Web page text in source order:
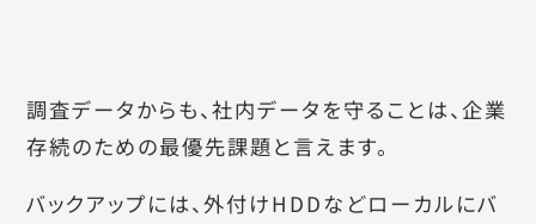
調査データからも、社内データを守ることは、企業
存続のための最優先課題と言えます。
バックアップには、外付けHDDなどローカルにバ